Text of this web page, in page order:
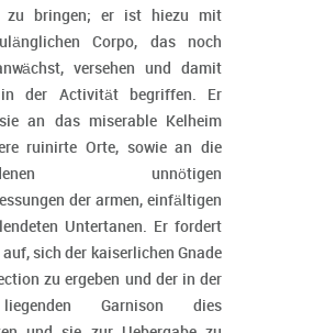
zu bringen; er ist hiezu mit
Corpo, das noch
versehen und damit
der Activität begriffen. Er
an das miserable Kelheim
ruinirte Orte, sowie an die
unnötigen
der armen, einfältigen
Untertanen. Er fordert
sich der kaiserlichen Gnade
zu ergeben und der in der
Garnison dies